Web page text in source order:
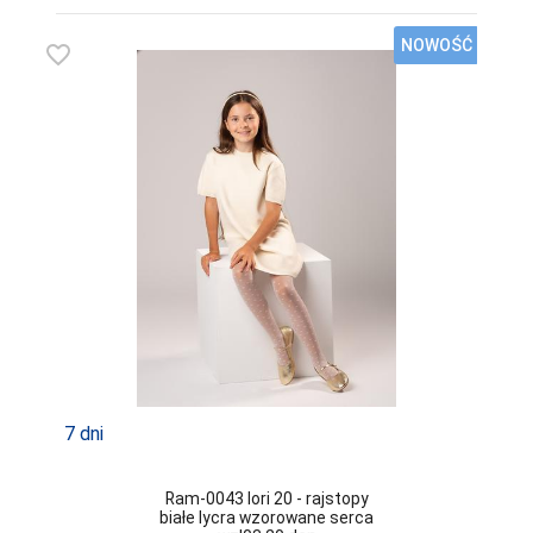
LAPINEE
LEVANTE
LIVCO
CORSETTI
FASHION
LORES
LOTTO
LUPOLINE
MAGNETIS
favorite_border NOWOŚĆ
7 dni
Ram-0043 lori 20 - rajstopy
białe lycra wzorowane serca